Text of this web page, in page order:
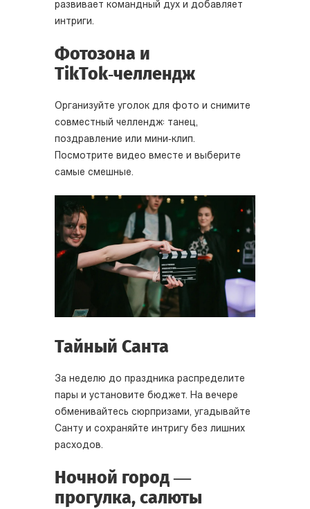
развивает командный дух и добавляет
интриги.
Фотозона и
TikTok‑челлендж
Организуйте уголок для фото и снимите
совместный челлендж: танец,
поздравление или мини‑клип.
Посмотрите видео вместе и выберите
самые смешные.
Тайный Санта
За неделю до праздника распределите
пары и установите бюджет. На вечере
обменивайтесь сюрпризами, угадывайте
Санту и сохраняйте интригу без лишних
расходов.
Ночной город —
прогулка, салюты